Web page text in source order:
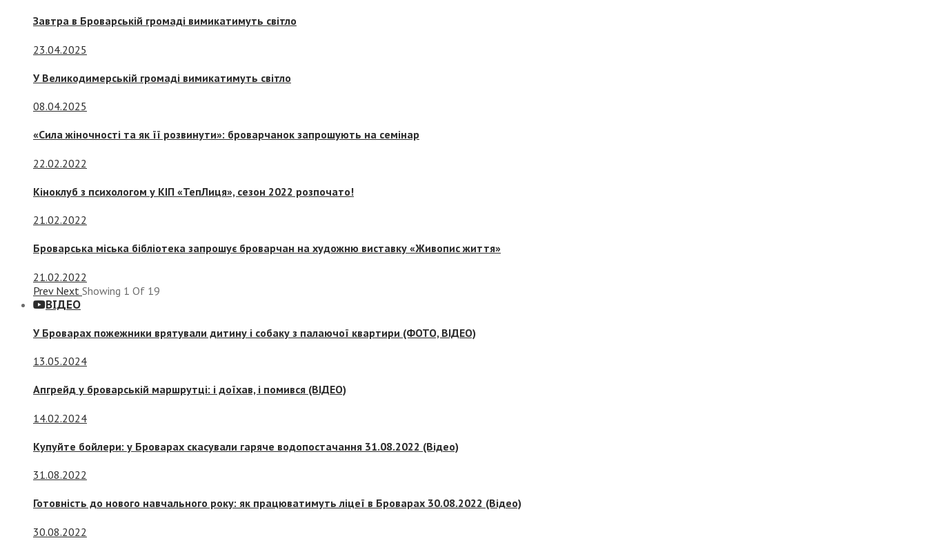
Завтра в Броварській громаді вимикатимуть світло
23.04.2025
У Великодимерській громаді вимикатимуть світло
08.04.2025
«Сила жіночності та як її розвинути»: броварчанок запрошують на семінар
22.02.2022
Кіноклуб з психологом у КІП «ТепЛиця», сезон 2022 розпочато!
21.02.2022
Броварська міська бібліотека запрошує броварчан на художню виставку «Живопис життя»
21.02.2022
Prev Next Showing 1 Of 19
ВІДЕО
У Броварах пожежники врятували дитину і собаку з палаючої квартири (ФОТО, ВІДЕО)
13.05.2024
Апгрейд у броварській маршрутці: і доїхав, і помився (ВІДЕО)
14.02.2024
Купуйте бойлери: у Броварах скасували гаряче водопостачання 31.08.2022 (Відео)
31.08.2022
Готовність до нового навчального року: як працюватимуть ліцеї в Броварах 30.08.2022 (Відео)
30.08.2022